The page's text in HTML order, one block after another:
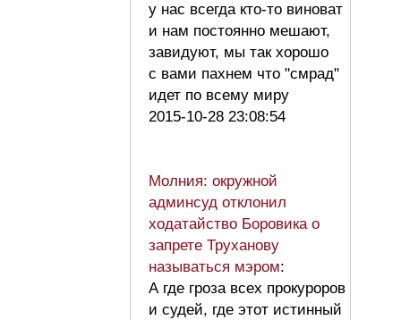
у нас всегда кто-то виноват
и нам постоянно мешают,
завидуют, мы так хорошо
с вами пахнем что "смрад"
идет по всему миру
2015-10-28 23:08:54
Молния: окружной
админсуд отклонил
ходатайство Боровика о
запрете Труханову
называться мэром:
А где гроза всех прокуроров
и судей, где этот истинный